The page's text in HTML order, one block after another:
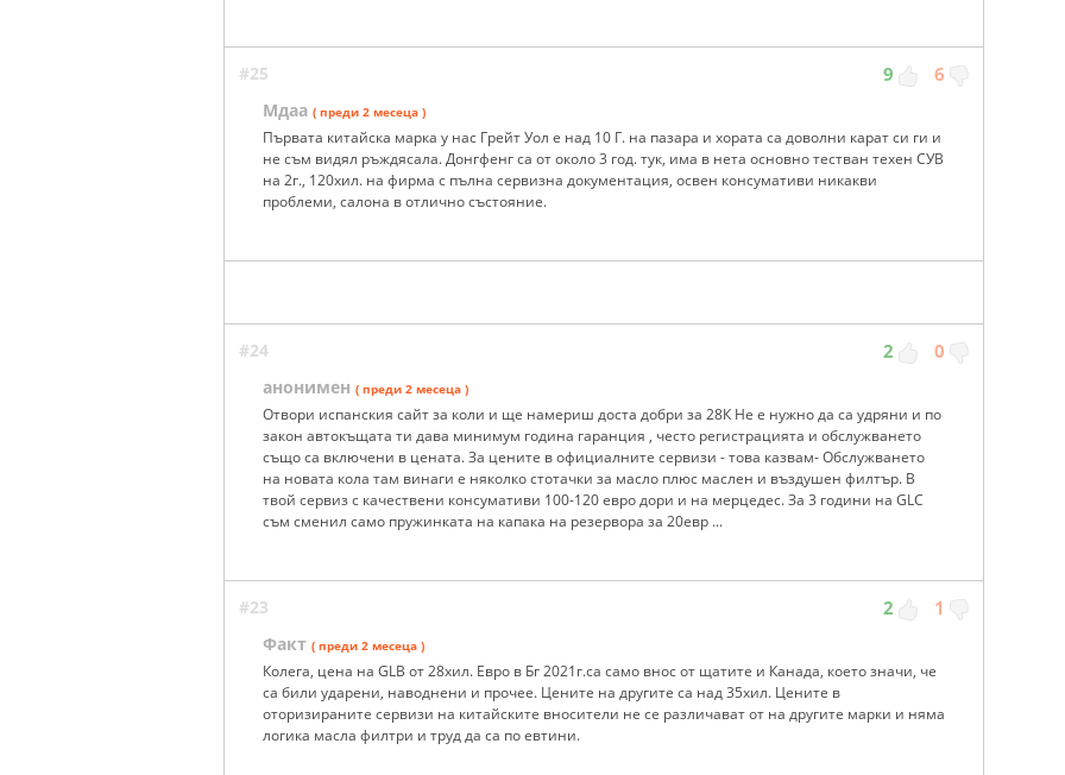
#25 9 6
Мдаа ( преди 2 месеца )
Първата китайска марка у нас Грейт Уол е над 10 Г. на пазара и хората са доволни карат си ги и
не съм видял ръждясала. Донгфенг са от около 3 год. тук, има в нета основно тестван техен СУВ
на 2г., 120хил. на фирма с пълна сервизна документация, освен консумативи никакви
проблеми, салона в отлично състояние.
#24 2 0
анонимен ( преди 2 месеца )
Отвори испанския сайт за коли и ще намериш доста добри за 28К Не е нужно да са удряни и по
закон автокъщата ти дава минимум година гаранция , често регистрацията и обслужването
също са включени в цената. За цените в официалните сервизи - това казвам- Обслужването
на новата кола там винаги е няколко стотачки за масло плюс маслен и въздушен филтър. В
твой сервиз с качествени консумативи 100-120 евро дори и на мерцедес. За 3 години на GLC
съм сменил само пружинката на капака на резервора за 20евр ...
#23 2 1
Факт ( преди 2 месеца )
Колега, цена на GLB от 28хил. Евро в Бг 2021г.са само внос от щатите и Канада, което значи, че
са били ударени, наводнени и прочее. Цените на другите са над 35хил. Цените в
оторизираните сервизи на китайските вносители не се различават от на другите марки и няма
логика масла филтри и труд да са по евтини.